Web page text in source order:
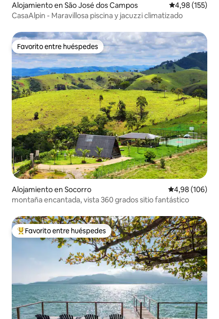
Alojamiento en São José dos Campos Calificación
4,98 (155)
CasaAlpin - Maravillosa piscina y jacuzzi climatizado
Favorito entre huéspedes
Favorito entre huéspedes
Alojamiento en Socorro Calificación
4,98 (106)
montaña encantada, vista 360 grados sitio fantástico
Favorito entre los huéspedes más destacados
Favorito entre huéspedes